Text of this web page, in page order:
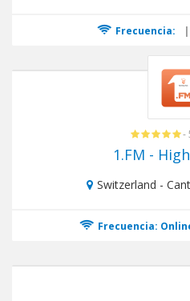
Frecuencia: |
-
1.FM -
Switzerland -
Frecuencia: